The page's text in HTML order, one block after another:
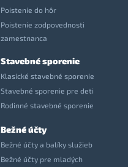
Poistenie do hôr
Poistenie zodpovednosti
zamestnanca
Stavebné sporenie
Klasické stavebné sporenie
Stavebné sporenie pre deti
Rodinné stavebné sporenie
Bežné účty
Bežné účty a balíky služieb
Bežné účty pre mladých